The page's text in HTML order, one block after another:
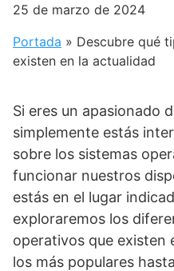
25 de marzo de 2024
Portada » Descubre qué
existen en la actualidad
Si eres un apasionado
simplemente estás
sobre los sistemas
funcionar nuestros
estás en el lugar
exploraremos los
operativos que existen
los más populares